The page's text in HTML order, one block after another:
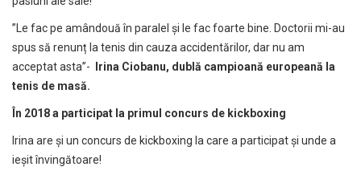
”Le fac pe amândouă în paralel și le fac foarte bine. Doctorii mi-au
spus să renunț la tenis din cauza accidentărilor, dar nu am
acceptat asta”-
Irina Ciobanu, dublă campioană europeană la
tenis de masă.
În 2018 a participat la primul concurs de kickboxing
Irina are și un concurs de kickboxing la care a participat și unde a
ieșit învingătoare!